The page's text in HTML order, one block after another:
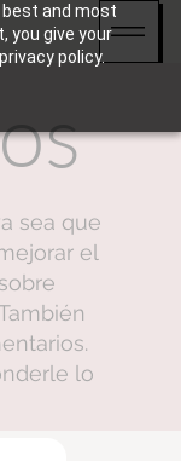
best and most
you give your
policy.
sea que
el
lo